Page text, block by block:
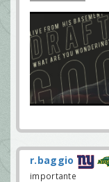
r.baggio
importante